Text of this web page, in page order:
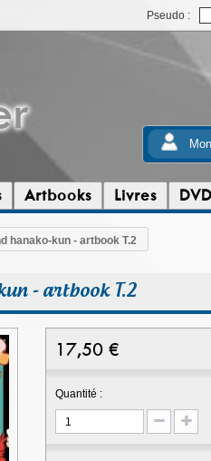
Pseudo :
Artbooks Livres DVD
hanako-kun - artbook T.2
- artbook T.2
17,50 €
Quantité :